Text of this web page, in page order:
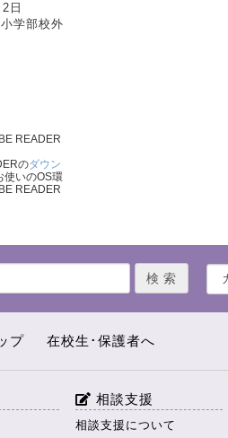
日
学部校外
READER
のダウン
使いのOS環
READER
プ 在校生･保護者へ
相談支援
相談支援について